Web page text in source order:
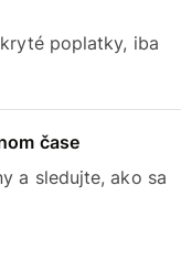
poplatky, iba
čase
a sledujte, ako sa